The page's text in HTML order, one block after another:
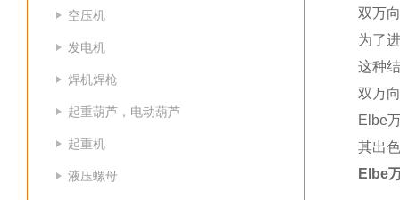
空压机
发电机
焊机焊枪
起重葫芦，电动葫芦
起重机
液压螺母
双万
为了
这种
双万
Elbe
其出
Elbe